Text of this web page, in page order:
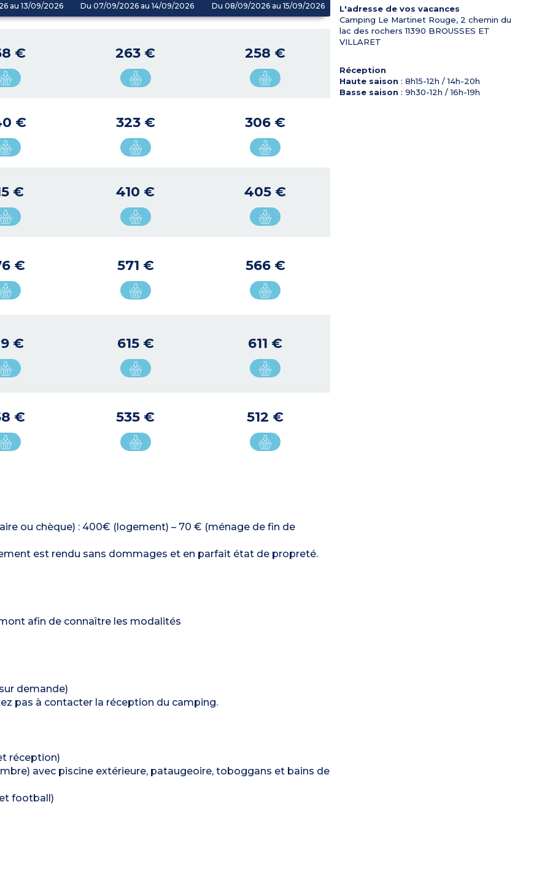
au 13/09/2026 Du 07/09/2026 au 14/09/2026 Du 08/09/2026 au 15/09/2026
€ 263 € 258 €
€ 323 € 306 €
€ 410 € 405 €
€ 571 € 566 €
€ 615 € 611 €
€ 535 € 512 €
ou chèque) : 400€ (logement) – 70 € (ménage de fin de
est rendu sans dommages et en parfait état de propreté.
afin de connaître les modalités
demande)
pas à contacter la réception du camping.
réception)
avec piscine extérieure, pataugeoire, toboggans et bains de
football)
L'adresse de vos vacances
Camping Le Martinet Rouge, 2 chemin du
lac des rochers 11390 BROUSSES ET
VILLARET
Réception
Haute saison : 8h15-12h / 14h-20h
Basse saison : 9h30-12h / 16h-19h